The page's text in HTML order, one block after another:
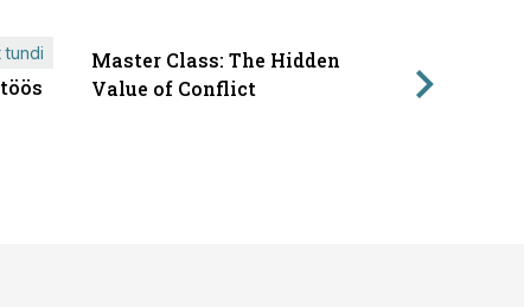
tundi
Master Class: The Hidden
Value of Conflict